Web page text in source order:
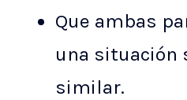
Que ambas
una situación
similar.